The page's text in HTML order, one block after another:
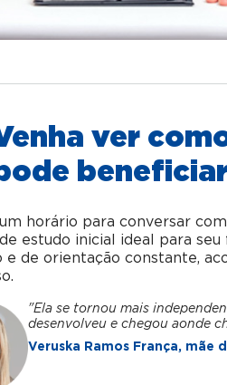
ver
horário para conversar
estudo inicial ideal para
e de orientação constante,
"Ela se tornou mais
desenvolveu e chegou aonde
Veruska Ramos França, mãe